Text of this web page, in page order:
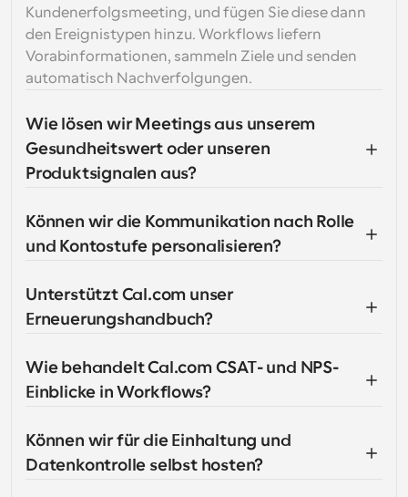
Kundenerfolgsmeeting, und fügen Sie diese dann
den Ereignistypen hinzu. Workflows liefern
Vorabinformationen, sammeln Ziele und senden
automatisch Nachverfolgungen.
Wie lösen wir Meetings aus unserem
Gesundheitswert oder unseren
Produktsignalen aus?
Können wir die Kommunikation nach Rolle
und Kontostufe personalisieren?
Unterstützt Cal.com unser
Erneuerungshandbuch?
Wie behandelt Cal.com CSAT- und NPS-
Einblicke in Workflows?
Können wir für die Einhaltung und
Datenkontrolle selbst hosten?